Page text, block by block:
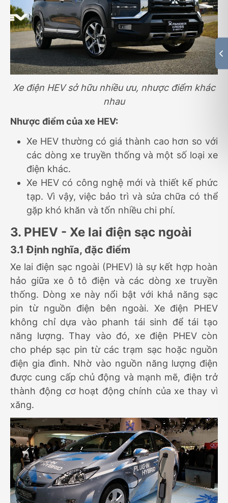
Xe điện HEV sở hữu nhiều ưu, nhược điểm khác
nhau
Nhược điểm của xe HEV:
Xe HEV thường có giá thành cao hơn so với
các dòng xe truyền thống và một số loại xe
điện khác.
Xe HEV có công nghệ mới và thiết kế phức
tạp. Vì vậy, việc bảo trì và sửa chữa có thể
gặp khó khăn và tốn nhiều chi phí.
3. PHEV - Xe lai điện sạc ngoài
3.1 Định nghĩa, đặc điểm
Xe lai điện sạc ngoài (PHEV) là sự kết hợp hoàn
hảo giữa xe ô tô điện và các dòng xe truyền
thống. Dòng xe này nổi bật với khả năng sạc
pin từ nguồn điện bên ngoài. Xe điện PHEV
không chỉ dựa vào phanh tái sinh để tái tạo
năng lượng. Thay vào đó, xe điện PHEV còn
cho phép sạc pin từ các trạm sạc hoặc nguồn
điện gia đình. Nhờ vào nguồn năng lượng điện
được cung cấp chủ động và mạnh mẽ, điện trở
thành động cơ hoạt động chính của xe thay vì
xăng.